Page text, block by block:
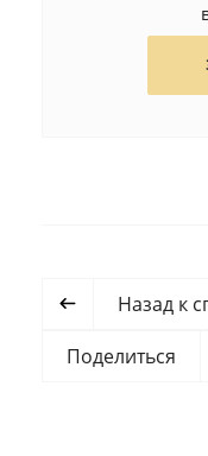
Назад к
Поделиться